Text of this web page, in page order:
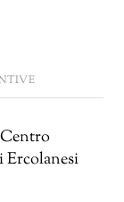
Ercolanesi